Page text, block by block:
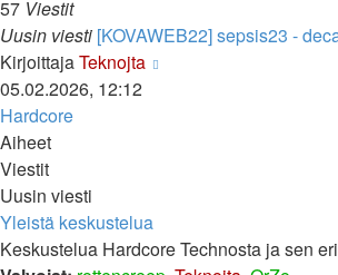
57 Viestit
Uusin viesti [KOVAWEB22] sepsis23 -
KirjoittajaTeknojta
05.02.2026, 12:12
Hardcore
Aiheet
Viestit
Uusin viesti
Yleistä keskustelua
Keskustelua Hardcore Technosta ja sen